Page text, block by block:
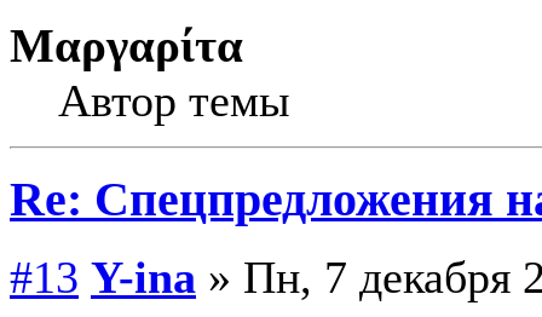
Μαργαρίτα
Автор темы
Re: Спецпредложения
#13 Y-ina » Пн, 7 декабря